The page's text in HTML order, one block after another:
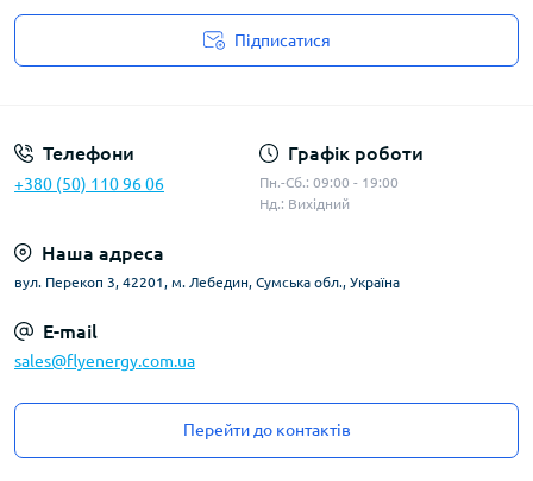
Підписатися
Телефони
+380 (50) 110 96 06
Графік роботи
Пн.-Сб.: 09:00 - 19:00
Нд.: Вихідний
Наша адреса
вул. Перекоп 3, 42201, м. Лебедин, Сумська обл., Україна
E-mail
sales@flyenergy.com.ua
Перейти до контактів